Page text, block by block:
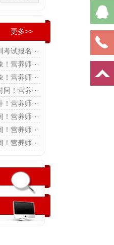
更多>>
试报名···
营养师···
营养师···
！营养···
营养师···
营养师···
营养师···
营养师···